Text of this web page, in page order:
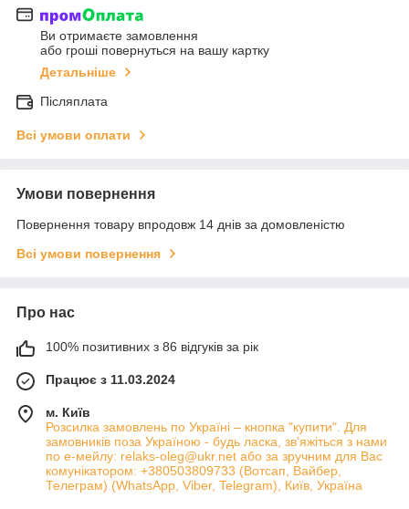
Ви отримаєте замовлення
або гроші повернуться на вашу картку
Детальніше
Післяплата
Всі умови оплати
Умови повернення
Повернення товару впродовж 14 днів за домовленістю
Всі умови повернення
Про нас
100% позитивних з 86 відгуків за рік
Працює з 11.03.2024
м. Київ
Розсилка замовлень по Україні – кнопка "купити". Для
замовників поза Україною - будь ласка, зв'яжіться з нами
по е-мейлу: relaks-oleg@ukr.net або за зручним для Вас
комунікатором: +380503809733 (Вотсап, Вайбер,
Телеграм) (WhatsApp, Viber, Telegram), Київ, Україна